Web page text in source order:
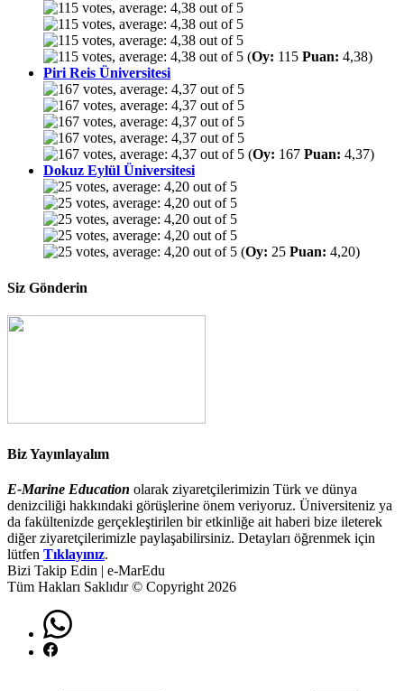
(Oy: 115 Puan: 4,38)
Piri Reis Üniversitesi
(Oy: 167 Puan: 4,37)
Dokuz Eylül Üniversitesi
(Oy: 25 Puan: 4,20)
Siz Gönderin
Biz Yayınlayalım
E-Marine Education olarak ziyaretçilerimizin Türk ve dünya
denizciliği hakkındaki görüşlerine önem veriyoruz. Üniversiteniz ya
da fakültenizde gerçekleştirilen bir etkinliğe ait haberi bize ileterek
diğer ziyaretçilerimizle paylaşabilirsiniz. Detayları öğrenmek için
lütfen Tıklayınız.
Bizi Takip Edin | e-MarEdu
Tüm Hakları Saklıdır © Copyright 2026